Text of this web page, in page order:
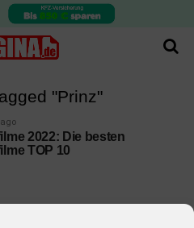
"Prinz"
2022: Die besten
TOP 10